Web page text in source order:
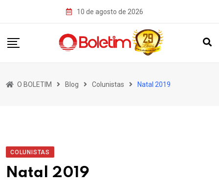
10 de agosto de 2026
O BOLETIM Blog Colunistas Natal 2019
COLUNISTAS
Natal 2019